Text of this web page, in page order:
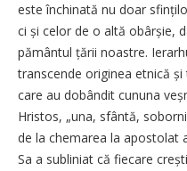
este închinată nu doar
ci și celor de o altă obârșie,
pământul țării noastre.
transcende originea etnică
care au dobândit cununa
Hristos, „una, sfântă,
de la chemarea la apostolat
Sa a subliniat că fiecare